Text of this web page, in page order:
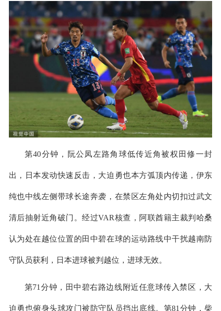
第40分钟，阮公凤左路角球低传近角被权田修一封
出，日本发动快速反击，大迫勇也本方弧顶内传递，伊东
纯也中线左侧带球长途奔袭，在禁区左角处内切扣过武文
清后抽射近角破门。经过VAR核查，阿联酋籍主裁判哈桑
认为处在越位位置的田中碧在球的运动路线中干扰越南防
守队员获利，日本进球被判越位，进球无效。
第71分钟，田中碧右路边线附近任意球传入禁区，大
迫勇也俯身头球攻门被防守队员挡出底线。第81分钟，柴